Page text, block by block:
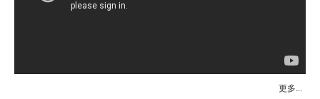
更多...